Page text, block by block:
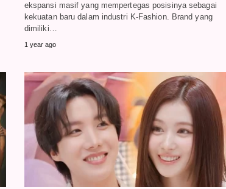
ekspansi masif yang mempertegas posisinya sebagai
kekuatan baru dalam industri K‑Fashion. Brand yang
dimiliki…
1 year ago